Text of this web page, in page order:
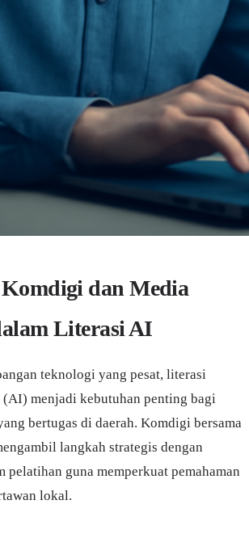
dan Media
Literasi AI
teknologi yang pesat, literasi
(AI) menjadi kebutuhan penting bagi
bertugas di daerah. Komdigi bersama
langkah strategis dengan
pelatihan guna memperkuat pemahaman
lokal.